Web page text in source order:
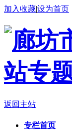
加入收藏|设为首页
返回主站
专栏首页